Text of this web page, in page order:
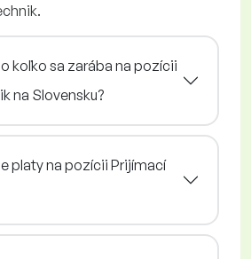
koľko sa zarába na pozícii
na Slovensku?
platy na pozícii Prijímací